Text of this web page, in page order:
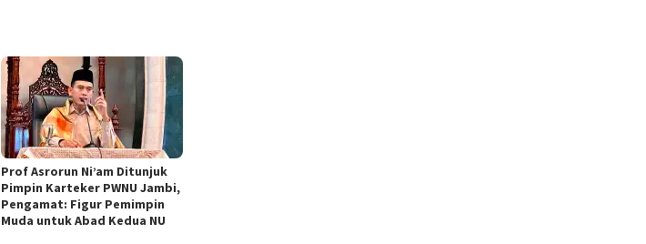
Prof Asrorun Ni’am Ditunjuk
Pimpin Karteker PWNU Jambi,
Pengamat: Figur Pemimpin
Muda untuk Abad Kedua NU